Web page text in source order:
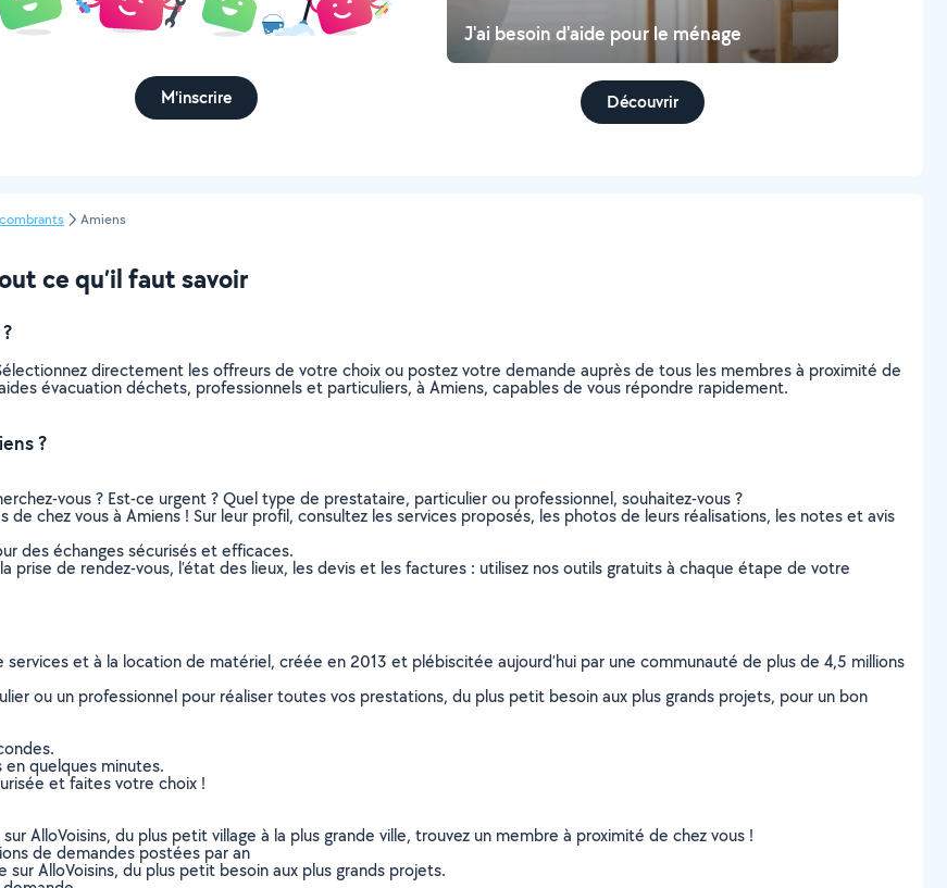
M'inscrire
J'ai besoin d'aide pour le ménage
Découvrir
Amiens
ce qu’il faut savoir
directement les offreurs de votre choix ou postez votre demande auprès de tous les membres à proximité de
évacuation déchets, professionnels et particuliers, à Amiens, capables de vous répondre rapidement.
?
vous ? Est-ce urgent ? Quel type de prestataire, particulier ou professionnel, souhaitez-vous ?
chez vous à Amiens ! Sur leur profil, consultez les services proposés, les photos de leurs réalisations, les notes et avis
des échanges sécurisés et efficaces.
de rendez-vous, l’état des lieux, les devis et les factures : utilisez nos outils gratuits à chaque étape de votre
et à la location de matériel, créée en 2013 et plébiscitée aujourd’hui par une communauté de plus de 4,5 millions
ou un professionnel pour réaliser toutes vos prestations, du plus petit besoin aux plus grands projets, pour un bon
en quelques minutes.
et faites votre choix !
AlloVoisins, du plus petit village à la plus grande ville, trouvez un membre à proximité de chez vous !
de demandes postées par an
AlloVoisins, du plus petit besoin aux plus grands projets.